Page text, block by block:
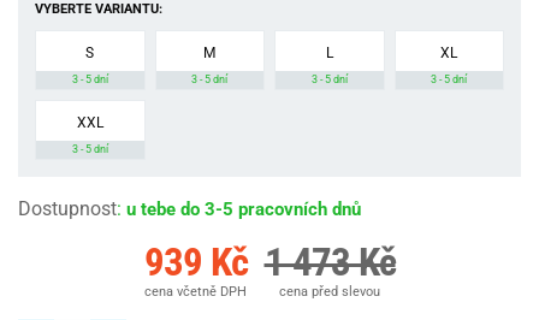
VYBERTE VARIANTU:
S
3 - 5 dní
M
3 - 5 dní
L
3 - 5 dní
XL
3 - 5 dní
XXL
3 - 5 dní
Dostupnost: u tebe do 3-5 pracovních dnů
939 Kč
cena včetně DPH
1 473 Kč
cena před slevou